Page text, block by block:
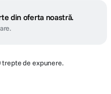
din oferta noastră.
trepte de expunere.